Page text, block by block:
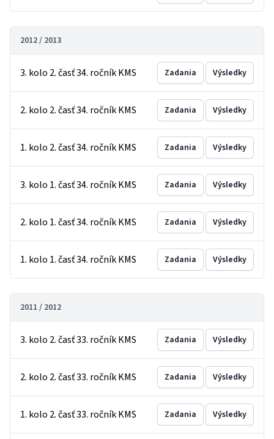
2012 / 2013
3. kolo 2. časť 34. ročník KMS Zadania Výsledky
2. kolo 2. časť 34. ročník KMS Zadania Výsledky
1. kolo 2. časť 34. ročník KMS Zadania Výsledky
3. kolo 1. časť 34. ročník KMS Zadania Výsledky
2. kolo 1. časť 34. ročník KMS Zadania Výsledky
1. kolo 1. časť 34. ročník KMS Zadania Výsledky
2011 / 2012
3. kolo 2. časť 33. ročník KMS Zadania Výsledky
2. kolo 2. časť 33. ročník KMS Zadania Výsledky
1. kolo 2. časť 33. ročník KMS Zadania Výsledky